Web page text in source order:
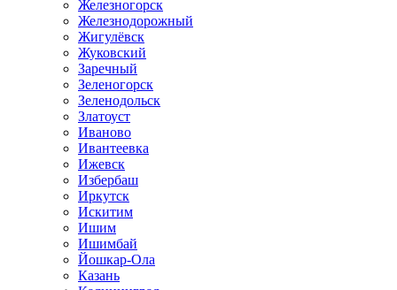
Железногорск
Железнодорожный
Жигулёвск
Жуковский
Заречный
Зеленогорск
Зеленодольск
Златоуст
Иваново
Ивантеевка
Ижевск
Избербаш
Иркутск
Искитим
Ишим
Ишимбай
Йошкар-Ола
Казань